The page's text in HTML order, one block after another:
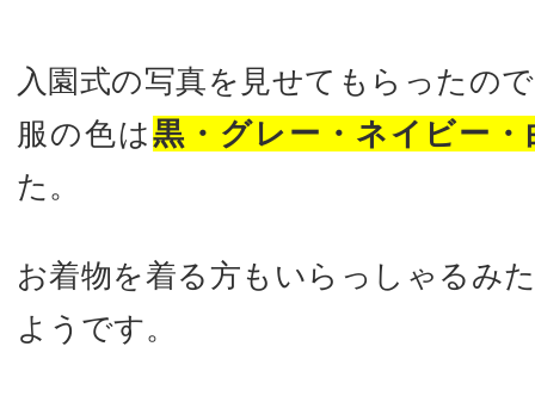
入園式の写真を見せてもらったの
服の色は黒・グレー・ネイビー
た。
お着物を着る方もいらっしゃるみ
ようです。